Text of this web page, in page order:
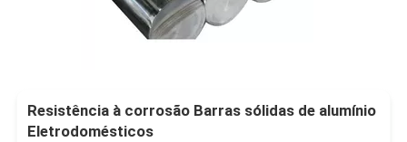
Resistência à corrosão Barras sólidas de alumínio
Eletrodomésticos